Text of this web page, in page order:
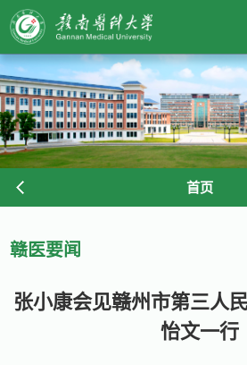
首页
赣医要闻
张小康会见赣州市第三人
怡文一行